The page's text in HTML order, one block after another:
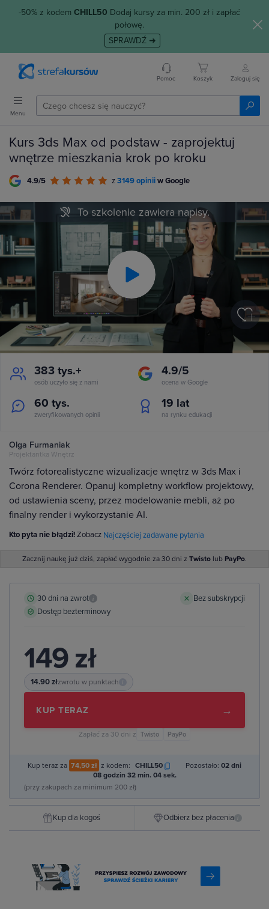
-50% z kodem CHILL50 Dodaj kursy za min. 200 zł i zapłać
połowę.
SPRAWDŹ ➜
Pomoc Koszyk Zaloguj się
Menu
Kurs 3ds Max od podstaw - zaprojektuj
wnętrze mieszkania krok po kroku
4.9/5 z3149 opiniiw Google
Play
To szkolenie zawiera napisy.
383 tys.+
osób uczyło się z nami
4.9/5
ocena w Google
60 tys.
zweryfikowanych opinii
19 lat
na rynku edukacji
Olga Furmaniak
Projektantka Wnętrz
Twórz fotorealistyczne wizualizacje wnętrz w 3ds Max i
Corona Renderer. Opanuj kompletny workflow projektowy,
od ustawienia sceny, przez modelowanie mebli, aż po
finalny render i wykorzystanie AI.
Kto pyta nie błądzi!Zobacz Najczęściej zadawane pytania
Zacznij naukę już dziś, zapłać wygodnie za 30 dni z Twisto lub PayPo.
30 dni na zwrot i
Bez subskrypcji
Dostęp bezterminowy
149 zł
14.90 złzwrotu w punktach
KUP TERAZ →
Zapłać za 30 dni z Twisto PayPo
Kup teraz za 74,50 zł z kodem: CHILL50 Pozostało: 02 dni
08 godzin 32 min. 03 sek.
(przy zakupach za minimum 200 zł)
Kup dla kogoś Odbierz bez płacenia i